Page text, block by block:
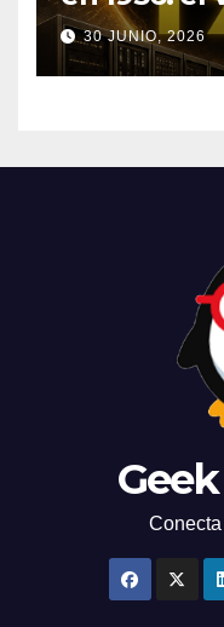
de la IA
mundo
30 JUNIO, 2026